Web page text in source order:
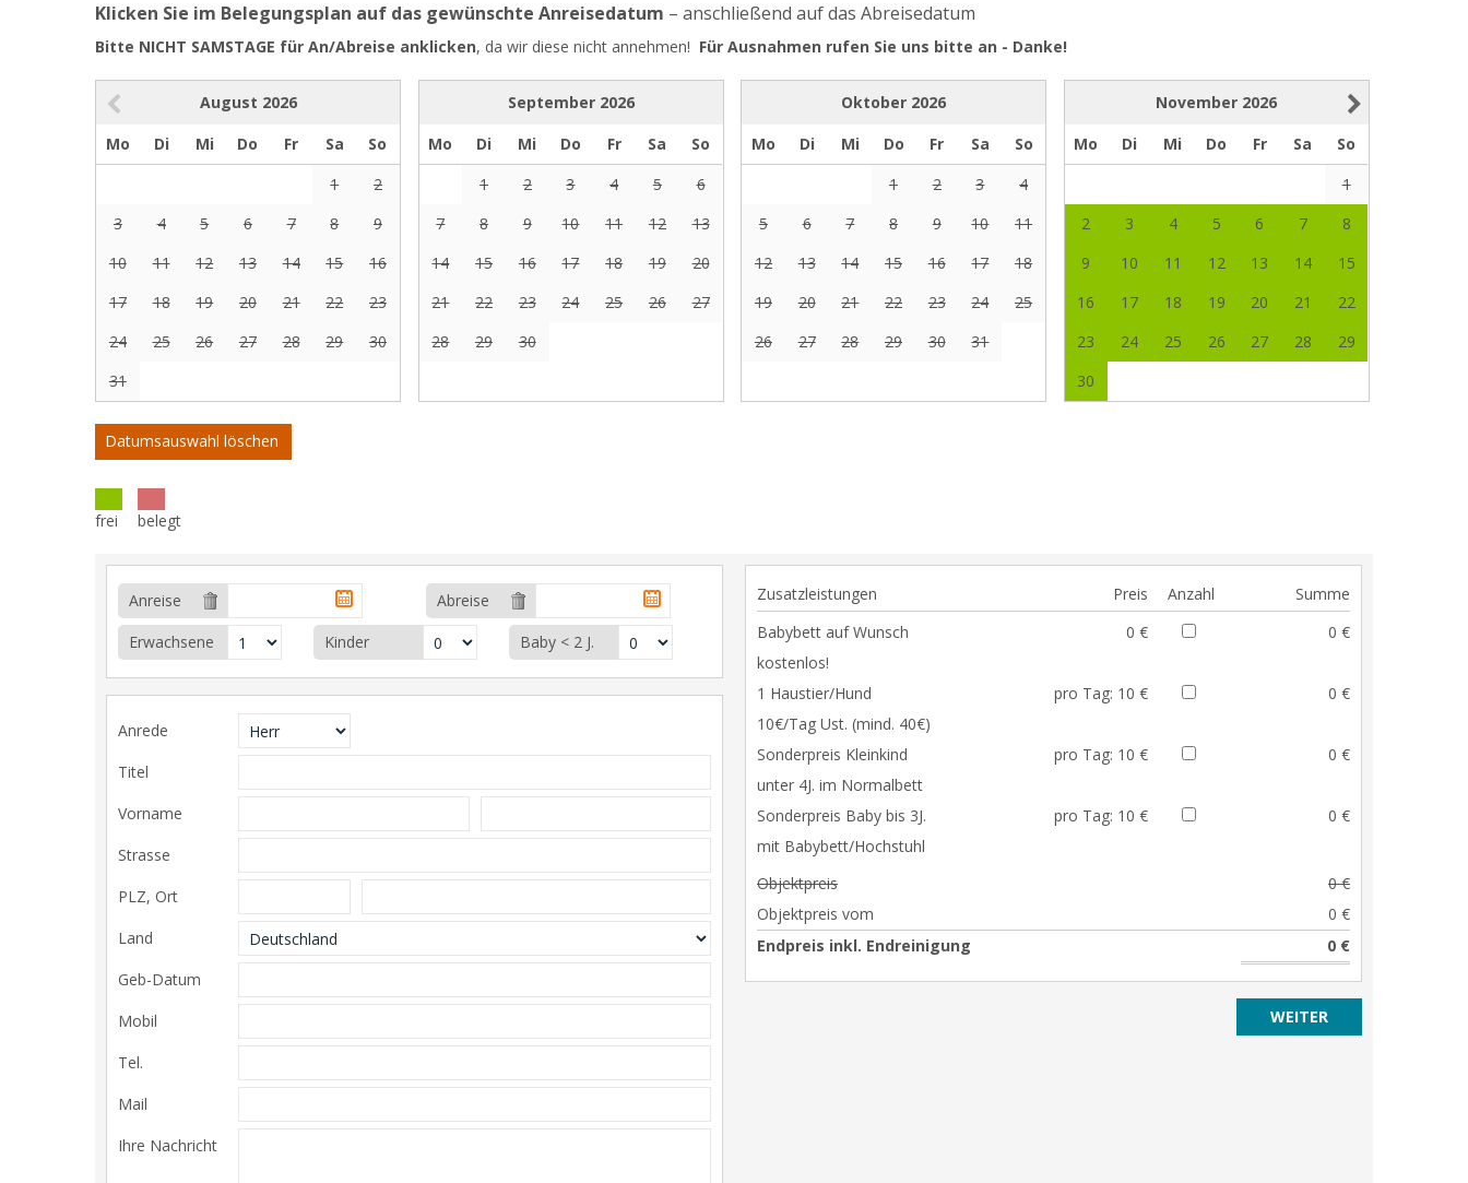
Klicken Sie im Belegungsplan auf das gewünschte Anreisedatum – anschließend auf das Abreisedatum
Bitte NICHT SAMSTAGE für An/Abreise anklicken, da wir diese nicht annehmen! Für Ausnahmen rufen Sie uns bitte an - Danke!
August 2026
Mo
Di Mi Do Fr Sa
So
1
2
3
4 5 6 7 8
9
10
11 12 13 14 15
16
17
18 19 20 21 22
23
24
25 26 27 28 29
30
31
September 2026
Mo
Di Mi Do Fr Sa
So
1
2 3 4 5
6
7
8 9 10 11 12
13
14
15 16 17 18 19
20
21
22 23 24 25 26
27
28
29 30
Oktober 2026
Mo
Di Mi Do Fr Sa
So
1
2 3
4
5
6 7 8 9 10
11
12
13 14 15 16 17
18
19
20 21 22 23 24
25
26
27 28 29 30 31
November 2026
Mo
Di Mi Do Fr Sa
So
1
2
3 4 5 6 7
8
9
10 11 12 13 14
15
16
17 18 19 20 21
22
23
24 25 26 27 28
29
30
Datumsauswahl löschen
frei belegt
Anreise
Abreise
Erwachsene
Kinder Baby < 2 J.
Anrede
Titel
Vorname
Strasse
PLZ, Ort
Land
Geb-Datum
Mobil
Tel.
Mail
Ihre Nachricht
Zusatzleistungen Preis Anzahl
Summe
Babybett auf Wunsch
kostenlos!
0 € 0 €
1 Haustier/Hund
10€/Tag Ust. (mind. 40€)
pro Tag: 10 € 0 €
Sonderpreis Kleinkind
unter 4J. im Normalbett
pro Tag: 10 € 0 €
Sonderpreis Baby bis 3J.
mit Babybett/Hochstuhl
pro Tag: 10 € 0 €
Objektpreis
0 €
Objektpreis vom
0 €
Endpreis inkl. Endreinigung
0 €